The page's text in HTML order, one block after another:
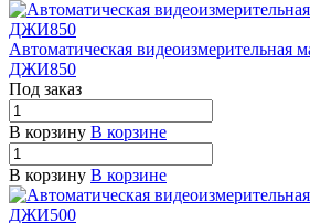
Автоматическая
ДЖИ850
Под заказ
В корзину В корзине
В корзину В корзине